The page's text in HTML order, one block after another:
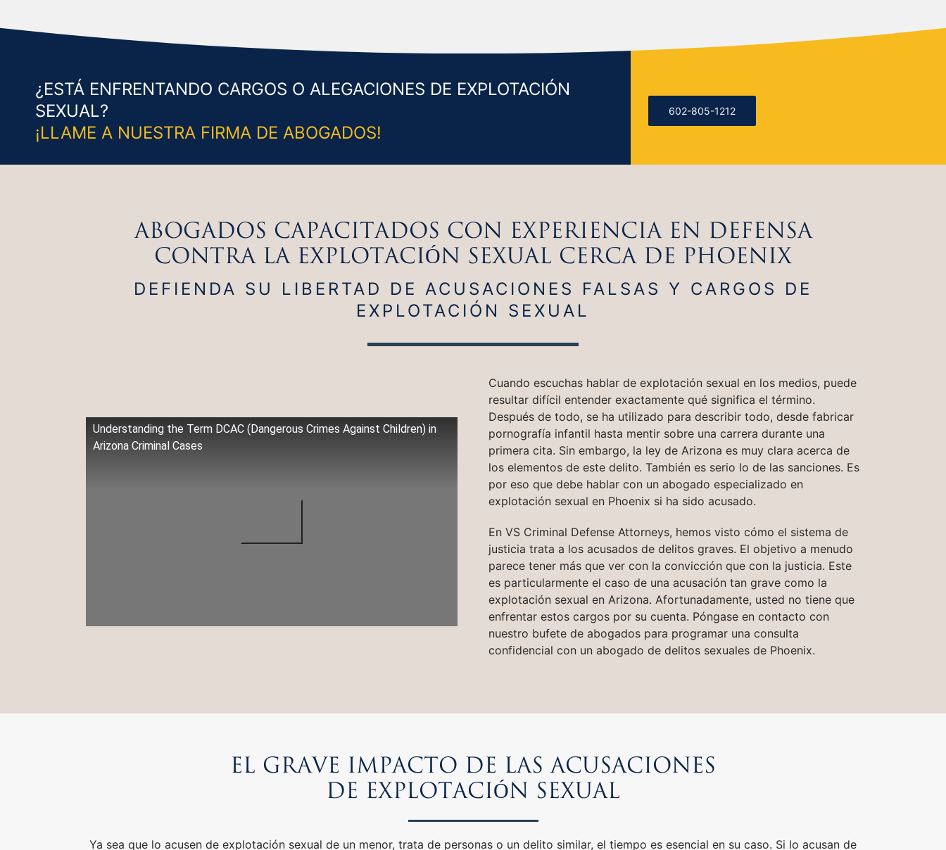
¿ESTÁ ENFRENTANDO CARGOS O ALEGACIONES DE EXPLOTACIÓN
SEXUAL?
¡LLAME A NUESTRA FIRMA DE ABOGADOS!
602-805-1212
ABOGADOS CAPACITADOS CON EXPERIENCIA EN DEFENSA
CONTRA LA EXPLOTACIÓN SEXUAL CERCA DE PHOENIX
DEFIENDA SU LIBERTAD DE ACUSACIONES FALSAS Y CARGOS DE
EXPLOTACIÓN SEXUAL
Understanding the Term DCAC (Dangerous Crimes Against Children) in
Arizona Criminal Cases
Cuando escuchas hablar de explotación sexual en los medios, puede
resultar difícil entender exactamente qué significa el término.
Después de todo, se ha utilizado para describir todo, desde fabricar
pornografía infantil hasta mentir sobre una carrera durante una
primera cita. Sin embargo, la ley de Arizona es muy clara acerca de
los elementos de este delito. También es serio lo de las sanciones. Es
por eso que debe hablar con un abogado especializado en
explotación sexual en Phoenix si ha sido acusado.
En VS Criminal Defense Attorneys, hemos visto cómo el sistema de
justicia trata a los acusados ​​de delitos graves. El objetivo a menudo
parece tener más que ver con la convicción que con la justicia. Este
es particularmente el caso de una acusación tan grave como la
explotación sexual en Arizona. Afortunadamente, usted no tiene que
enfrentar estos cargos por su cuenta. Póngase en contacto con
nuestro bufete de abogados para programar una consulta
confidencial con un abogado de delitos sexuales de Phoenix.
EL GRAVE IMPACTO DE LAS ACUSACIONES
DE EXPLOTACIÓN SEXUAL
Ya sea que lo acusen de explotación sexual de un menor, trata de personas o un delito similar, el tiempo es esencial en su caso. Si lo acusan de